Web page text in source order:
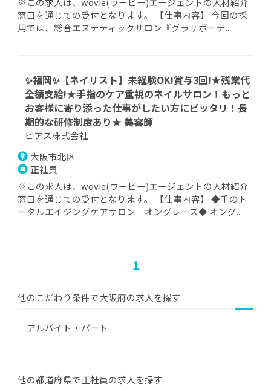
窓口を通じての受付となります。 【仕事内容】 今回の採
用では、総合エステティックサロン『グラサボーテ...
✨福岡✨【ネイリスト】未経験OK!賞与3回!★残業代
全額支給!★手指のケア重視のネイルサロン！もっと
お客様に寄り添った仕事がしたい方にピッタリ！長
期的な研修制度あり★ 美容師
ピアス株式会社
大阪市北区
正社員
※この求人は、wovie(ウービー)エージェントの人材紹介
窓口を通じての受付となります。 【仕事内容】 ◆手のト
ータルエイジングケアサロン オングレース◆ オング...
1
他のこだわり条件で大阪府の求人を探す
アルバイト・パート
他の都道府県で正社員の求人を探す